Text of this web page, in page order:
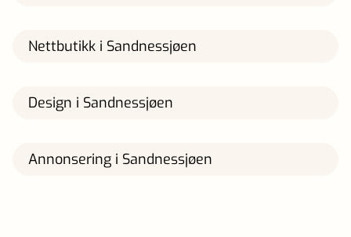
Nettbutikk i Sandnessjøen
Design i Sandnessjøen
Annonsering i Sandnessjøen